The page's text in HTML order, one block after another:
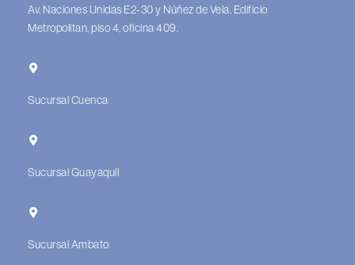
Av. Naciones Unidas E2-30 y Núñez de Vela. Edificio
Metropolitan, piso 4, oficina 409.
Sucursal Cuenca
Sucursal Guayaquil
Sucursal Ambato